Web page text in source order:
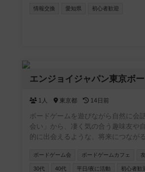
情報交換 愛知県 初心者歓迎
エンジョイジャパン東京ボ
1人 東京都 14日前
ボードゲームを遊びながら自然に会
会い」から、凄く気の合う趣味友や
的に出会えるような、将来につなが
ジ https://enjoyjp.jp/
ボードゲーム会 ボードゲームカフェ
30代 40代 平日/夜に活動 初心者歓